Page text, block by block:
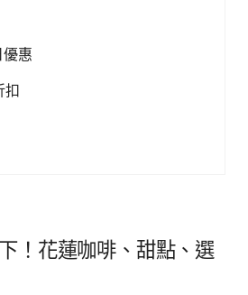
惠
扣
！花蓮咖啡、甜點、選